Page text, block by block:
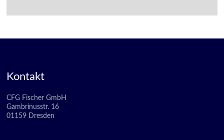
Kontakt
CFG Fischer GmbH
Gambrinusstr. 16
01159 Dresden